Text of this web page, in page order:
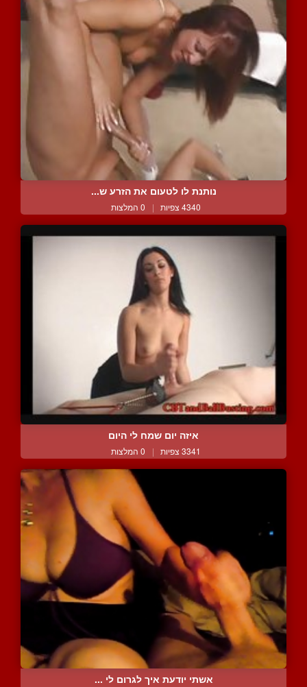
נותנת לו לטעום את הזרע ש...
4340 צפיות | 0 המלצות
איזה יום שמח לי היום
3341 צפיות | 0 המלצות
אשתי יודעת איך לגרום לי ...